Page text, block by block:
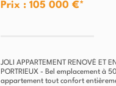
Prix : 105 000 €*
JOLI APPARTEMENT RENOVÉ ET
PORTRIEUX - Bel emplacement à
appartement tout confort